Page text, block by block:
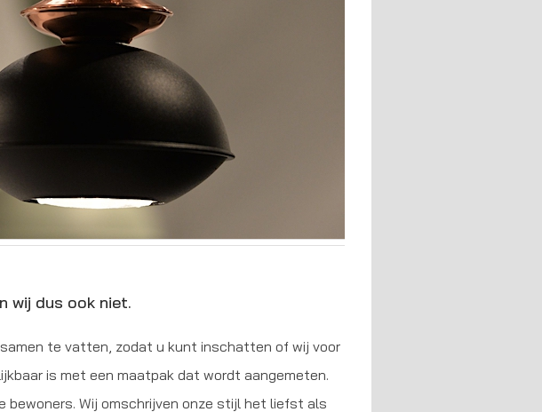
wij dus ook niet.
te vatten, zodat u kunt inschatten of wij voor
is met een maatpak dat wordt aangemeten.
bewoners. Wij omschrijven onze stijl het liefst als